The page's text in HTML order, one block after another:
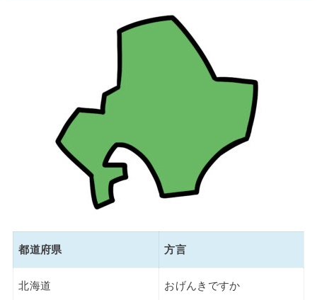
都道府県 方言
北海道 おげんきですか